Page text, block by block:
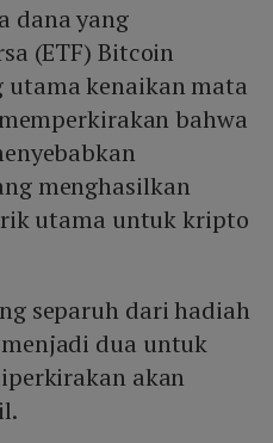
dana yang
(ETF) Bitcoin
utama kenaikan mata
bahwa
menghasilkan
utama untuk kripto
separuh dari hadiah
dua untuk
akan